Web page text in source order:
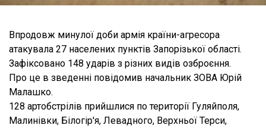
Впродовж минулої доби армія країни-агресора
атакувала 27 населених пунктів Запорізької області.
Зафіксовано 148 ударів з різних видів озброєння.
Про це в зведенні повідомив начальник ЗОВА Юрій
Малашко.
128 артобстрілів прийшлися по території Гуляйполя,
Малинівки, Білогір'я, Левадного, Верхньої Терси,